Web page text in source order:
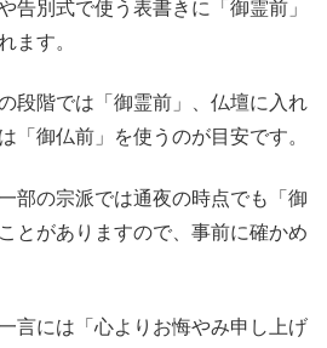
告別式で使う表書きに「御霊前」
ます。
段階では「御霊前」、仏壇に入れ
「御仏前」を使うのが目安です。
部の宗派では通夜の時点でも「御
とがありますので、事前に確かめ
言には「心よりお悔やみ申し上げ